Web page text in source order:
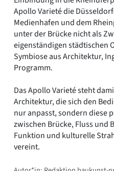
Apollo Varieté die
Medienhafen und dem
unter der Brücke nicht als
eigenständigen städtischen
Symbiose aus Architektur,
Programm.
Das Apollo Varieté steht
Architektur, die sich den
nur anpasst, sondern diese
zwischen Brücke, Fluss und
Funktion und kulturelle
vereint.